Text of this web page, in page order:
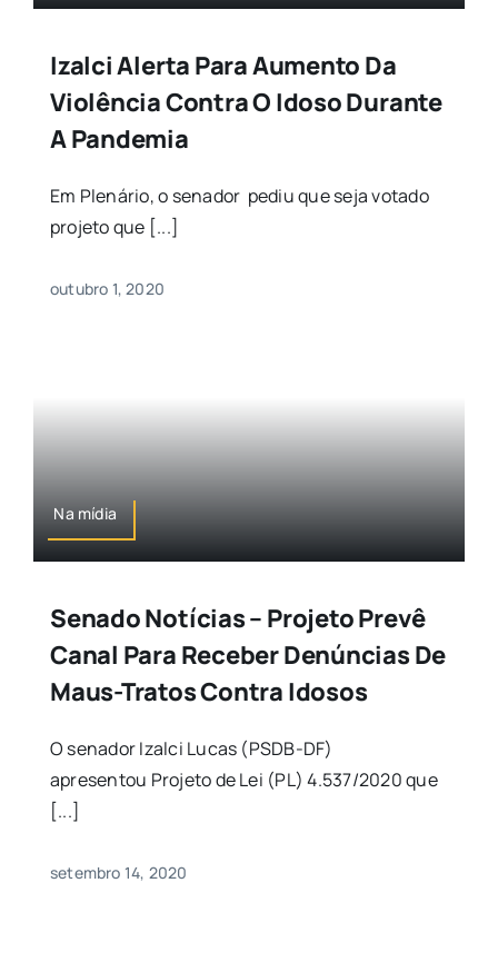
Izalci Alerta Para Aumento Da
Violência Contra O Idoso Durante
A Pandemia
Em Plenário, o senador pediu que seja votado
projeto que [...]
outubro 1, 2020
Na mídia
Senado Notícias – Projeto Prevê
Canal Para Receber Denúncias De
Maus-Tratos Contra Idosos
O senador Izalci Lucas (PSDB-DF)
apresentou Projeto de Lei (PL) 4.537/2020 que
[...]
setembro 14, 2020